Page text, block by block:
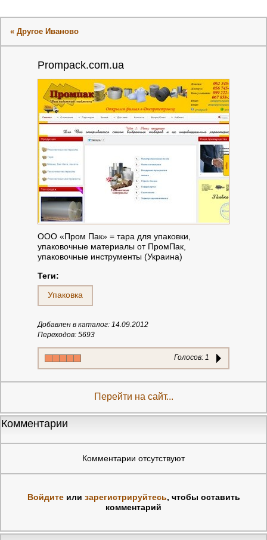
« Другое Иваново
Prompack.com.ua
ООО «Пром Пак» = тара для упаковки,
упаковочные материалы от ПромПак,
упаковочные инструменты (Украина)
Теги:
Упаковка
Добавлен в каталог: 14.09.2012
Переходов: 5693
Голосов: 1
Перейти на сайт...
Комментарии
Комментарии отсутствуют
Войдитеили зарегистрируйтесь, чтобы оставить
комментарий